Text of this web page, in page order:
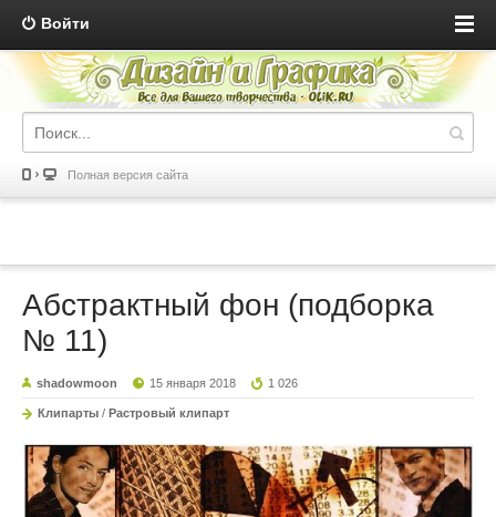
Войти
Полная версия сайта
Абстрактный фон (подборка
№ 11)
shadowmoon 15 января 2018 1 026
Клипарты / Растровый клипарт